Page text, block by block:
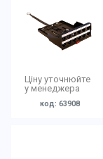
Ціну уточнюйте
у менеджера
код: 63908